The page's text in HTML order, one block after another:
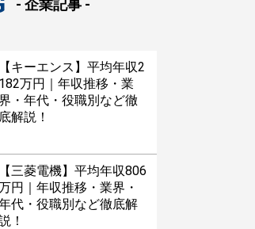
- 企業記事 -
【キーエンス】平均年収2
182万円｜年収推移・業
・年代・役職別など徹
底解説！
【三菱電機】平均年収806
円｜年収推移・業界・
代・役職別など徹底解
！